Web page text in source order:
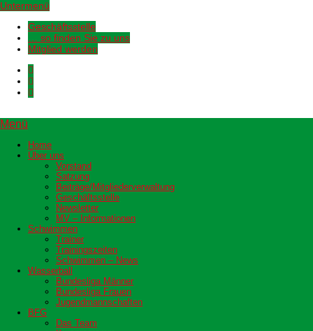
Untermenü
Geschäftsstelle
… so finden Sie zu uns
Mitglied werden
Menü
Home
Über uns
Vorstand
Satzung
Beiträge/Mitgliederverwaltung
Geschäftsstelle
Newsletter
MV – Informationen
Schwimmen
Trainer
Trainingszeiten
Schwimmen – News
Wasserball
Bundesliga Männer
Bundesliga Frauen
Jugendmannschaften
BFG
Das Team